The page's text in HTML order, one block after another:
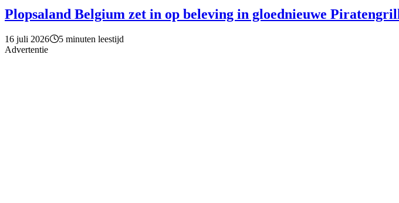
Plopsaland Belgium zet in op beleving in gloednieuwe Piratengrill
16 juli 2026
5 minuten leestijd
Advertentie